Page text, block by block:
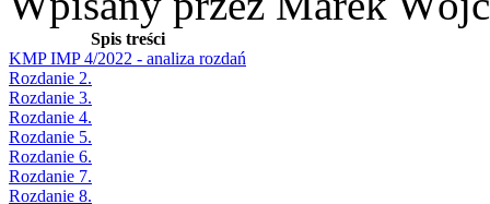
Spis treści
KMP IMP 4/2022 - analiza rozdań
Rozdanie 2.
Rozdanie 3.
Rozdanie 4.
Rozdanie 5.
Rozdanie 6.
Rozdanie 7.
Rozdanie 8.